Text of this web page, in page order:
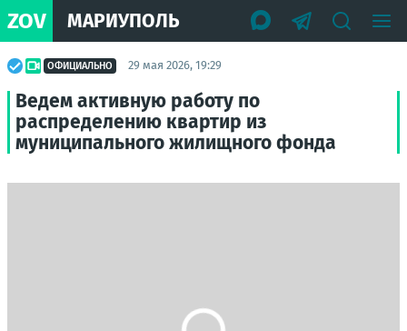
ZOV МАРИУПОЛЬ
ОФИЦИАЛЬНО 29 мая 2026, 19:29
Ведем активную работу по
распределению квартир из
муниципального жилищного фонда